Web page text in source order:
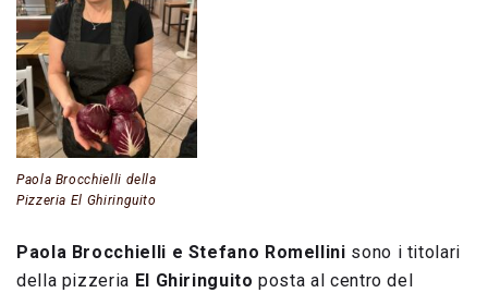
Paola Brocchielli della
Pizzeria El Ghiringuito
Paola Brocchielli e Stefano Romellini sono i titolari
della pizzeria El Ghiringuito posta al centro del